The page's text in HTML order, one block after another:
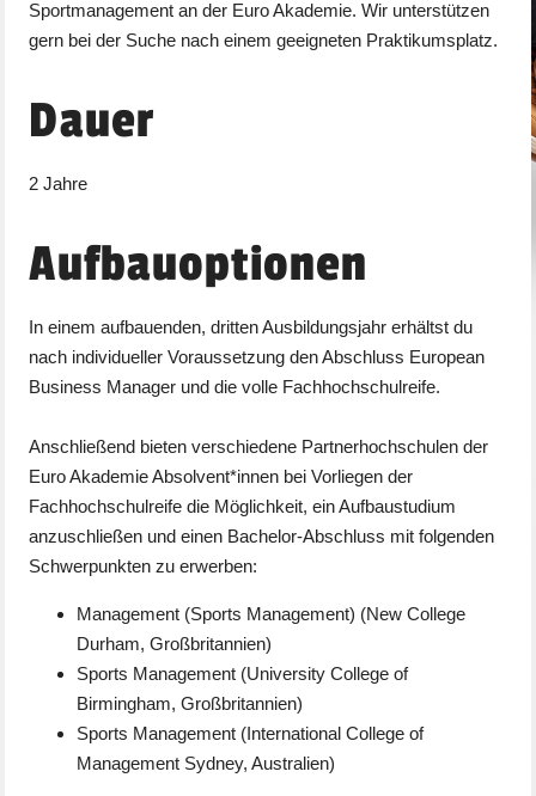
Sportmanagement an der Euro Akademie. Wir unterstützen
gern bei der Suche nach einem geeigneten Praktikumsplatz.
Dauer
2 Jahre
Aufbauoptionen
In einem aufbauenden, dritten Ausbildungsjahr erhältst du
nach individueller Voraussetzung den Abschluss European
Business Manager und die volle Fachhochschulreife.
Anschließend bieten verschiedene Partnerhochschulen der
Euro Akademie Absolvent*innen bei Vorliegen der
Fachhochschulreife die Möglichkeit, ein Aufbaustudium
anzuschließen und einen Bachelor-Abschluss mit folgenden
Schwerpunkten zu erwerben:
Management (Sports Management) (New College
Durham, Großbritannien)
Sports Management (University College of
Birmingham, Großbritannien)
Sports Management (International College of
Management Sydney, Australien)